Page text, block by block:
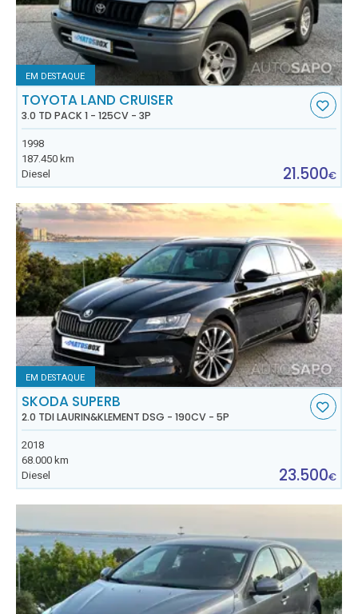
EM DESTAQUE
TOYOTA LAND CRUISER
3.0 TD PACK 1 - 125CV - 3P
1998
187.450 km
Diesel
21.500€
EM DESTAQUE
SKODA SUPERB
2.0 TDI LAURIN&KLEMENT DSG - 190CV - 5P
2018
68.000 km
Diesel
23.500€